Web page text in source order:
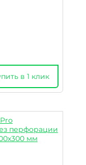
в 1 клик
перфорации
мм